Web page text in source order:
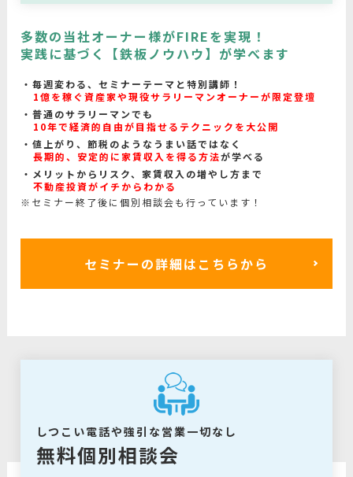
多数の当社オーナー様がFIREを実現！
実践に基づく【鉄板ノウハウ】が学べます
毎週変わる、セミナーテーマと特別講師！
1億を稼ぐ資産家や現役サラリーマンオーナーが限定登壇
普通のサラリーマンでも
10年で経済的自由が目指せるテクニックを大公開
値上がり、節税のようなうまい話ではなく
長期的、安定的に家賃収入を得る方法が学べる
メリットからリスク、家賃収入の増やし方まで
不動産投資がイチからわかる
※セミナー終了後に個別相談会も行っています！
セミナーの詳細はこちらから
しつこい電話や強引な営業一切なし
無料個別相談会